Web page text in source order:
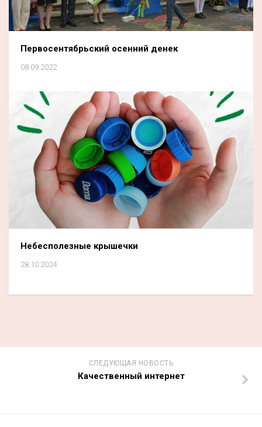
Первосентябрьский осенний денек
08.09.2022
Небесполезные крышечки
28.10.2024
СЛЕДУЮЩАЯ НОВОСТЬ
Качественный интернет